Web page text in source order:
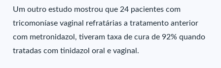
Um outro estudo mostrou que 24 pacientes com
tricomoníase vaginal refratárias a tratamento anterior
com metronidazol, tiveram taxa de cura de 92% quando
tratadas com tinidazol oral e vaginal.